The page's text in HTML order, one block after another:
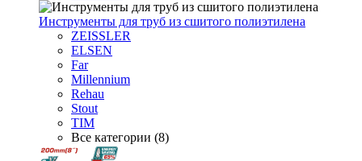
Инструменты для труб из сшитого полиэтилена
ZEISSLER
ELSEN
Far
Millennium
Rehau
Stout
TIM
Все категории (8)